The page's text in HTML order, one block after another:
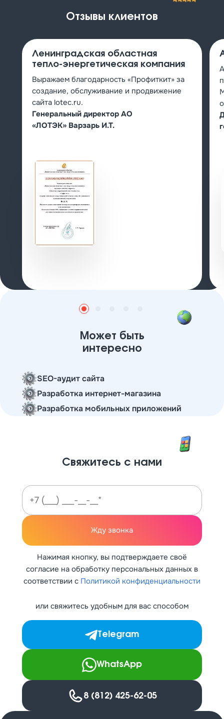
Отзывы клиентов
Ленинградская областная
тепло-энергетическая компания
Выражаем благодарность «Профиткит» за
создание, обслуживание и продвижение
сайта lotec.ru.
Генеральный директор АО
«ЛОТЭК» Варзарь И.Т.
Может быть
интересно
SEO-аудит сайта
Разработка интернет-магазина
Разработка мобильных приложений
Свяжитесь с нами
Жду звонка
Нажимая кнопку, вы подтверждаете своё
согласие на обработку персональных данных в
соответствии с Политикой конфиденциальности
или свяжитесь удобным для вас способом
Telegram
WhatsApp
8 (812) 425-62-05